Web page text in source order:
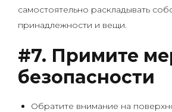
самостоятельно раскладывать
принадлежности и вещи.
#7. Примите
безопасности
Обратите внимание на